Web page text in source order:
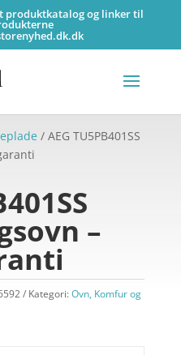
produktkatalog og linker til
/ AEG TU5PB401SS
–
Kategori:Ovn, Komfur og